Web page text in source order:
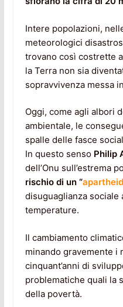
Intere popolazioni,
meteorologici
trovano così costrette
la Terra non sia
sopravvivenza messa
Oggi, come agli albori
ambientale, le
spalle delle fasce
In questo senso Philip
dell’Onu sull’estrema
rischio di un “
disuguaglianza sociale
temperature.
Il cambiamento
minando gravemente i
cinquant’anni di
problematiche quali la
della povertà.